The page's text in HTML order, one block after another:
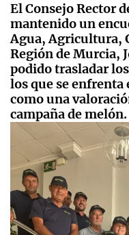
El Consejo Rector
mantenido un
Agua, Agricultura,
Región de Murcia,
podido trasladar
los que se enfrenta
como una
campaña de melón.